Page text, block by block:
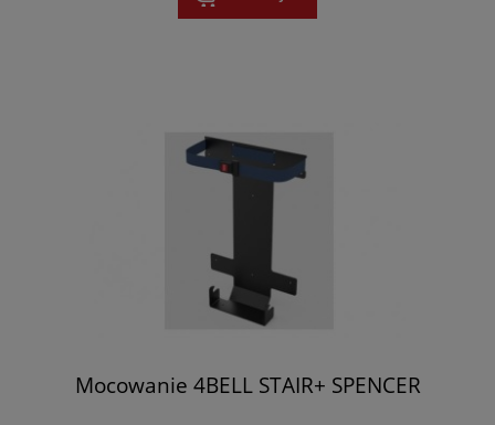
Mocowanie 4BELL STAIR+ SPENCER